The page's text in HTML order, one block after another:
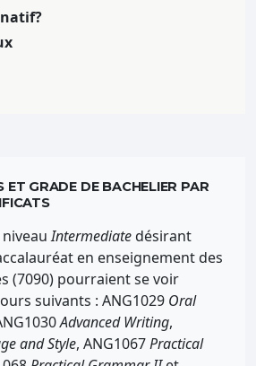
ET GRADE DE BACHELIER PAR
niveauIntermediatedésirant
en enseignement des
(7090) pourraient se voir
suivants : ANG1029 Oral
Advanced Writing,
and Style, ANG1067Practical